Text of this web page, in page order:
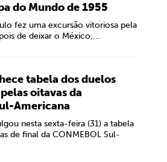
do Mundo de 1955
fez uma excursão vitoriosa pela
de deixar o México,...
tabela dos duelos
oitavas da
Americana
nesta sexta-feira (31) a tabela
de final da CONMEBOL Sul-